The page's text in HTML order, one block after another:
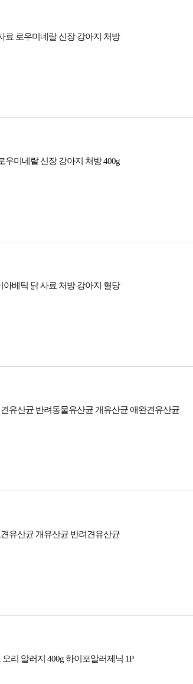
료 로우미네랄 신장 강아지 처방
우미네랄 신장 강아지 처방 400g
아베틱 닭 사료 처방 강아지 혈당
유산균 반려동물유산균 개유산균 애완견유산균
유산균 개유산균 반려견유산균
리 알러지 400g 하이포알러제닉 1P